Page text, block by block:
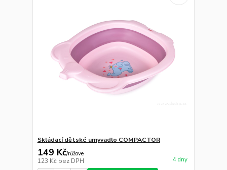
Skládací dětské umyvadlo COMPACTOR
149 Kč/růžove
123 Kč bez DPH 4 dny